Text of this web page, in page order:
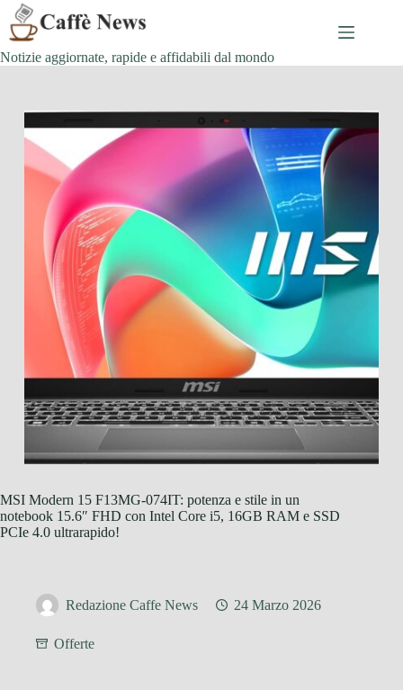
Salta
contenuto
Notizie aggiornate, rapide e affidabili dal mondo
MSI Modern 15 F13MG-074IT: potenza e stile in un
notebook 15.6″ FHD con Intel Core i5, 16GB RAM e SSD
PCIe 4.0 ultrarapido!
Redazione Caffe News 24 Marzo 2026
Offerte